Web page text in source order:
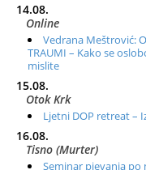
14.08.
Online
Vedrana Meštrović:
TRAUMI – Kako se
mislite
15.08.
Otok Krk
Ljetni DOP retreat –
16.08.
Tisno (Murter)
Seminar pjevanja po